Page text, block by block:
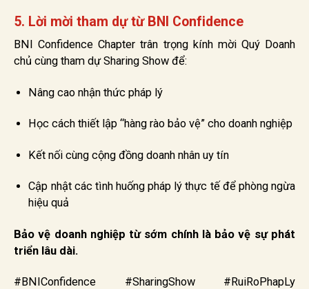
5. Lời mời tham dự từ BNI Confidence
BNI Confidence Chapter trân trọng kính mời Quý Doanh
chủ cùng tham dự Sharing Show để:
Nâng cao nhận thức pháp lý
Học cách thiết lập “hàng rào bảo vệ” cho doanh nghiệp
Kết nối cùng cộng đồng doanh nhân uy tín
Cập nhật các tình huống pháp lý thực tế để phòng ngừa
hiệu quả
Bảo vệ doanh nghiệp từ sớm chính là bảo vệ sự phát
triển lâu dài.
#BNIConfidence #SharingShow #RuiRoPhapLy